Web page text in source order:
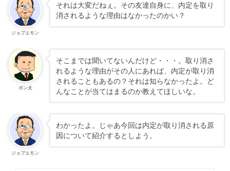
ジョブエモン
それは大変だねぇ。その友達自身に、内定を取り
消されるような理由はなかったのかい？
ポン太
そこまでは聞いてないんだけど・・・。取り消さ
れるような理由がその人にあれば、内定が取り消
されることもあるの？それは知らなかったよ。ど
んなことが当てはまるのか教えてほしいな。
ジョブエモン
わかったよ。じゃあ今回は内定が取り消される原
因について紹介するとしよう。